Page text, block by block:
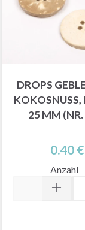
DROPS
KOKOSNUSS,
25 MM
0.40 €
Anzahl